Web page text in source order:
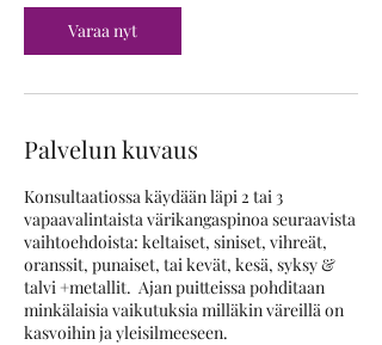
n
Varaa nyt
Palvelun kuvaus
Konsultaatiossa käydään läpi 2 tai 3
vapaavalintaista värikangaspinoa seuraavista
vaihtoehdoista: keltaiset, siniset, vihreät,
oranssit, punaiset, tai kevät, kesä, syksy &
talvi +metallit. Ajan puitteissa pohditaan
minkälaisia vaikutuksia milläkin väreillä on
kasvoihin ja yleisilmeeseen.